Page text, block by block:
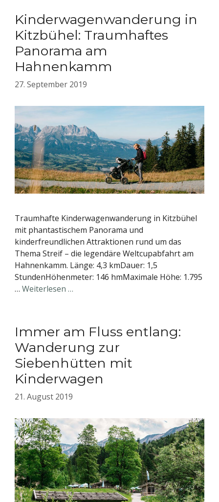
Kinderwagenwanderung in
Kitzbühel: Traumhaftes
Panorama am
Hahnenkamm
27. September 2019
Traumhafte Kinderwagenwanderung in Kitzbühel
mit phantastischem Panorama und
kinderfreundlichen Attraktionen rund um das
Thema Streif – die legendäre Weltcupabfahrt am
Hahnenkamm. Länge: 4,3 kmDauer: 1,5
StundenHöhenmeter: 146 hmMaximale Höhe: 1.795
… Weiterlesen …
Immer am Fluss entlang:
Wanderung zur
Siebenhütten mit
Kinderwagen
21. August 2019